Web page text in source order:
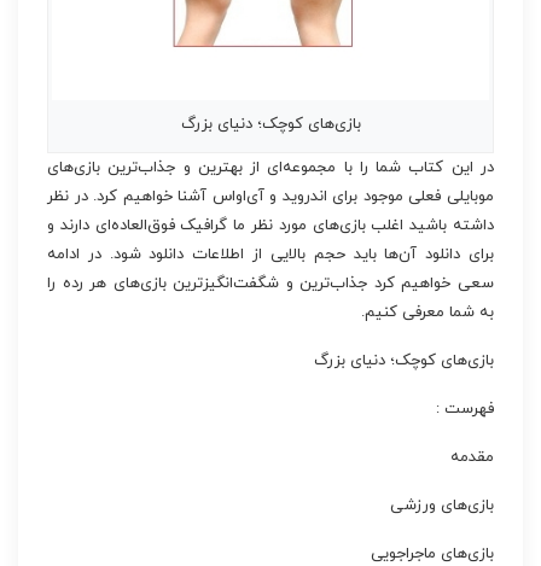
بازی‌های کوچک؛ دنیای بزرگ
در این کتاب شما را با مجموعه‌ای از بهترین و جذاب‌ترین بازی‌های
موبایلی فعلی موجود برای اندروید و آی‌او‌اس آشنا خواهیم کرد. در نظر
داشته باشید اغلب بازی‌های مورد نظر ما گرافیک فوق‌العاده‌ای دارند و
برای دانلود آن‌ها باید حجم بالایی از اطلاعات دانلود شود. در ادامه
سعی خواهیم کرد جذاب‌ترین و شگفت‌انگیزترین بازی‌های هر رده را
به شما معرفی کنیم.
بازی‌های کوچک؛ دنیای بزرگ
فهرست :
مقدمه
بازی‌های ورزشی
بازی‌های ماجراجویی